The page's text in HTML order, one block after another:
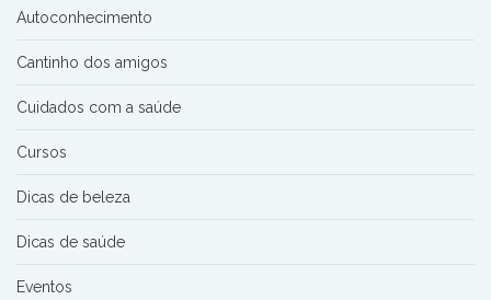
Autoconhecimento
Cantinho dos amigos
Cuidados com a saúde
Cursos
Dicas de beleza
Dicas de saúde
Eventos